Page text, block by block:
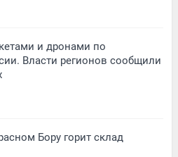
и дронами по
Власти регионов сообщили
Бору горит склад